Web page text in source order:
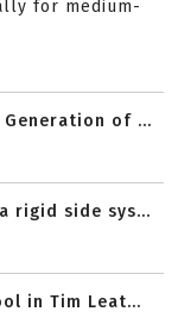
for medium-
Generation of ...
rigid side sys...
in Tim Leat...